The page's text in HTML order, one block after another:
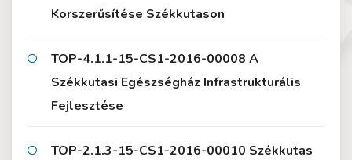
Korszerűsítése Székkutason
TOP-4.1.1-15-CS1-2016-00008 A
Székkutasi Egészségház Infrastrukturális
Fejlesztése
TOP-2.1.3-15-CS1-2016-00010 Székkutas